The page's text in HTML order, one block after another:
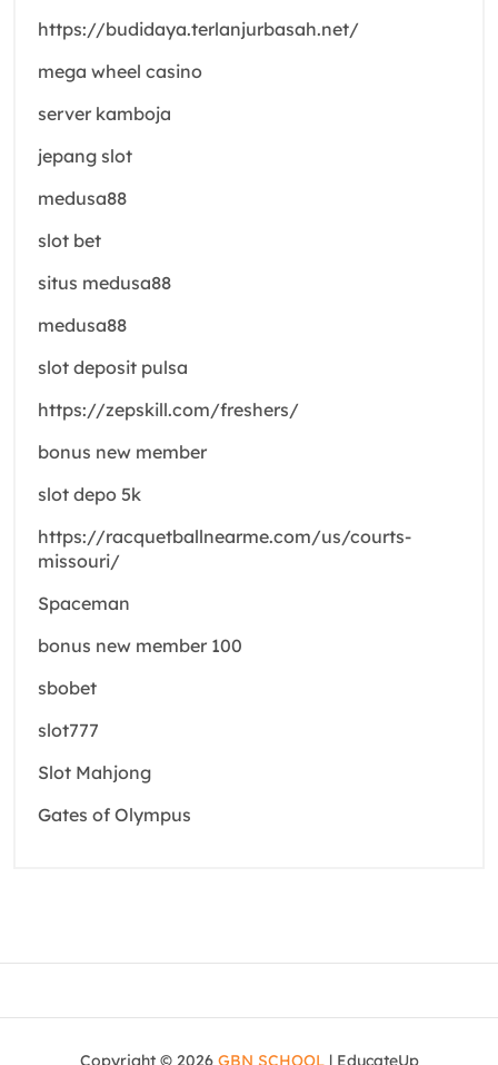
https://budidaya.terlanjurbasah.net/
mega wheel casino
server kamboja
jepang slot
medusa88
slot bet
situs medusa88
medusa88
slot deposit pulsa
https://zepskill.com/freshers/
bonus new member
slot depo 5k
https://racquetballnearme.com/us/courts-
missouri/
Spaceman
bonus new member 100
sbobet
slot777
Slot Mahjong
Gates of Olympus
Copyright © 2026 GBN SCHOOL| EducateUp